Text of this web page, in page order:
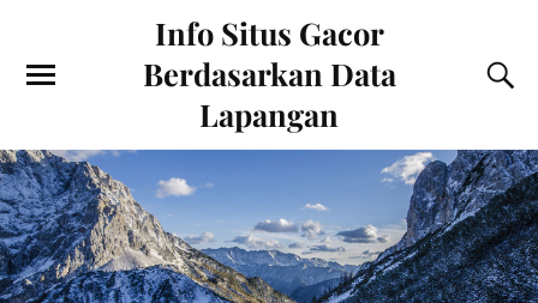
Info Situs Gacor
Berdasarkan Data
Lapangan